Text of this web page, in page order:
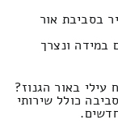
בסביבת אור
במידה ונצרך
באור הגנוז?
כולל שירותי